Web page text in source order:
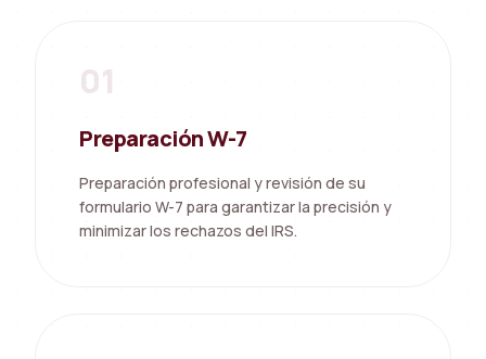
01
Preparación W-7
Preparación profesional y revisión de su
formulario W-7 para garantizar la precisión y
minimizar los rechazos del IRS.